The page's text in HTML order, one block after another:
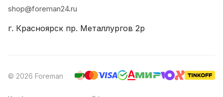
shop@foreman24.ru
г. Красноярск пр. Металлургов 2р
© 2026 Foreman